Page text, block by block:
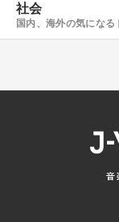
社会
国内、海外の気になる